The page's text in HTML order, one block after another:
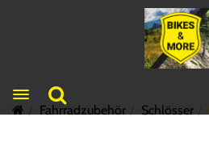
Toggle navigation
Fahrradzubehör
Schlösser